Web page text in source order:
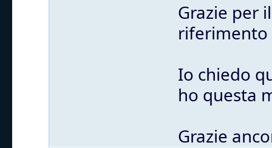
Grazie per
riferimento
Io chiedo
ho questa
Grazie